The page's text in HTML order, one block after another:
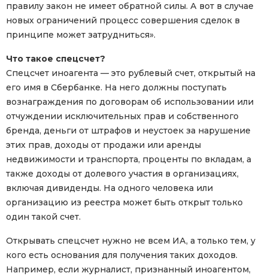
правилу закон не имеет обратной силы. А вот в случае
новых ограничений процесс совершения сделок в
принципе может затрудниться».
Что такое спецсчет?
Спецсчет иноагента — это рублевый счет, открытый на
его имя в Сбербанке. На него должны поступать
вознаграждения по договорам об использовании или
отчуждении исключительных прав и собственного
бренда, деньги от штрафов и неустоек за нарушение
этих прав, доходы от продажи или аренды
недвижимости и транспорта, проценты по вкладам, а
также доходы от долевого участия в организациях,
включая дивиденды. На одного человека или
организацию из реестра может быть открыт только
один такой счет.
Открывать спецсчет нужно не всем ИА, а только тем, у
кого есть основания для получения таких доходов.
Например, если журналист, признанный иноагентом,